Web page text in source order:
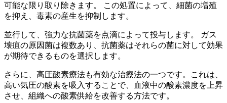
可能な限り取り除きます。 この処置によって、細菌の増殖
を抑え、毒素の産生を抑制します。
並行して、強力な抗菌薬を点滴によって投与します。 ガス
壊疽の原因菌は複数あり、抗菌薬はそれらの菌に対して効果
が期待できるものを選択します。
さらに、 高圧酸素療法も有効な治療法の一つです。これは、
高い気圧の酸素を吸入することで、血液中の酸素濃度を上昇
させ、組織への酸素供給を改善する方法です。